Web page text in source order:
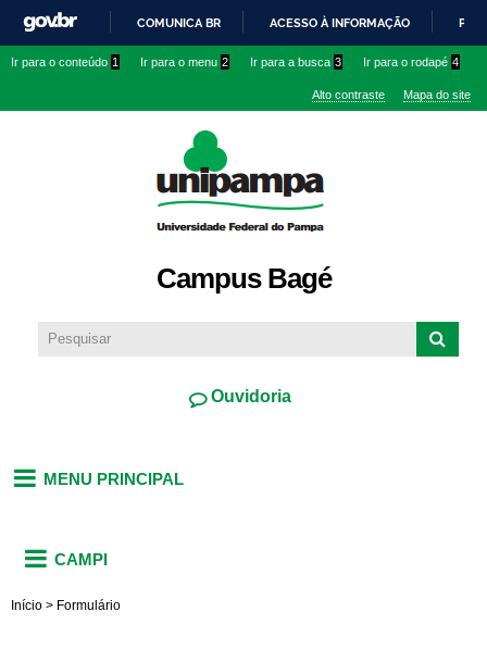
conteúdo
IR
O
COMUNICA BR ACESSO À INFORMAÇÃO
Ir para o conteúdo 1 Ir para o menu 2 Ir para a busca 3 Ir para o rodapé 4
Alto contraste Mapa do site
Campus Bagé
Ouvidoria
MENU PRINCIPAL
CAMPI
Início > Formulário